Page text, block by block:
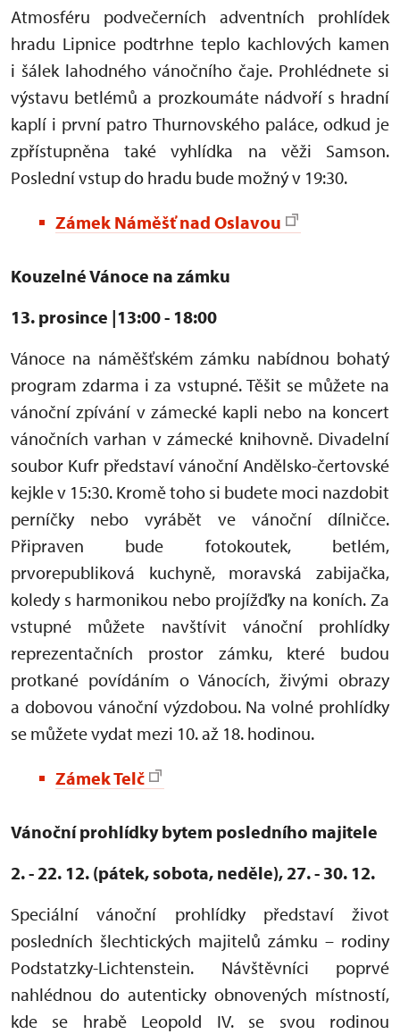
Atmosféru podvečerních adventních prohlídek
hradu Lipnice podtrhne teplo kachlových kamen
i šálek lahodného vánočního čaje. Prohlédnete si
výstavu betlémů a prozkoumáte nádvoří s hradní
kaplí i první patro Thurnovského paláce, odkud je
zpřístupněna také vyhlídka na věži Samson.
Poslední vstup do hradu bude možný v 19:30.
Zámek Náměšť nad Oslavou
Kouzelné Vánoce na zámku
13. prosince |13:00 - 18:00
Vánoce na náměšťském zámku nabídnou bohatý
program zdarma i za vstupné. Těšit se můžete na
vánoční zpívání v zámecké kapli nebo na koncert
vánočních varhan v zámecké knihovně. Divadelní
soubor Kufr představí vánoční Andělsko-čertovské
kejkle v 15:30. Kromě toho si budete moci nazdobit
perníčky nebo vyrábět ve vánoční dílničce.
Připraven bude fotokoutek, betlém,
prvorepubliková kuchyně, moravská zabijačka,
koledy s harmonikou nebo projížďky na koních. Za
vstupné můžete navštívit vánoční prohlídky
reprezentačních prostor zámku, které budou
protkané povídáním o Vánocích, živými obrazy
a dobovou vánoční výzdobou. Na volné prohlídky
se můžete vydat mezi 10. až 18. hodinou.
Zámek Telč
Vánoční prohlídky bytem posledního majitele
2. - 22. 12. (pátek, sobota, neděle), 27. - 30. 12.
Speciální vánoční prohlídky představí život
posledních šlechtických majitelů zámku – rodiny
Podstatzky-Lichtenstein. Návštěvníci poprvé
nahlédnou do autenticky obnovených místností,
kde se hrabě Leopold IV. se svou rodinou